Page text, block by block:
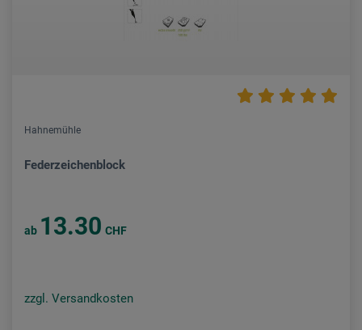
Hahnemühle
Federzeichenblock
ab 13.30 CHF
zzgl. Versandkosten